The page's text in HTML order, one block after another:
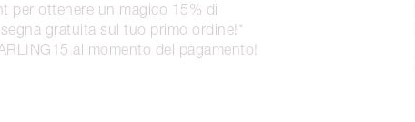
per ottenere un magico 15% di
gratuita sul tuo primo ordine!*
al momento del pagamento!